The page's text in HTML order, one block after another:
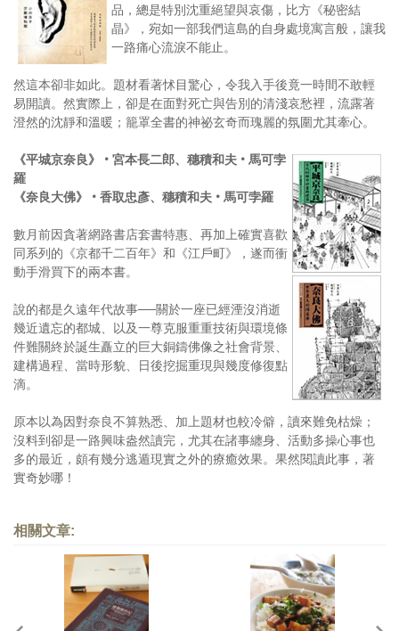
品，總是特別沈重絕望與哀傷，比方《秘密結
晶》，宛如一部我們這島的自身處境寓言般，讓我
一路痛心流淚不能止。
然這本卻非如此。題材看著怵目驚心，令我入手後竟一時間不敢輕
易開讀。然實際上，卻是在面對死亡與告別的清淺哀愁裡，流露著
澄然的沈靜和溫暖；籠罩全書的神祕玄奇而瑰麗的氛圍尤其牽心。
《平城京奈良》 • 宮本長二郎、穗積和夫 • 馬可孛
羅
《奈良大佛》 • 香取忠彥、穗積和夫 • 馬可孛羅
數月前因貪著網路書店套書特惠、再加上確實喜歡
同系列的《京都千二百年》和《江戶町》，遂而衝
動手滑買下的兩本書。
說的都是久遠年代故事──關於一座已經湮沒消逝
幾近遺忘的都城、以及一尊克服重重技術與環境條
件難關終於誕生矗立的巨大銅鑄佛像之社會背景、
建構過程、當時形貌、日後挖掘重現與幾度修復點
滴。
原本以為因對奈良不算熟悉、加上題材也較冷僻，讀來難免枯燥；
沒料到卻是一路興味盎然讀完，尤其在諸事纏身、活動多操心事也
多的最近，頗有幾分逃遁現實之外的療癒效果。果然閱讀此事，著
實奇妙哪！
相關文章: